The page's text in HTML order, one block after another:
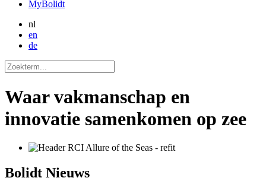
MyBolidt
nl
en
de
Waar vakmanschap en
innovatie samenkomen op zee
Bolidt Nieuws